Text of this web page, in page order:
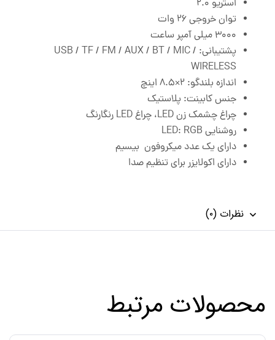
استریو ۲.۰
توان خروجی ۲۶ وات
۳۰۰۰ میلی آمپر ساعت
پشتیبانی: USB / TF / FM / AUX / BT / MIC /
WIRELESS
اندازه بلندگو: ۲×۸.۵ اینچ
جنس کابینت: پلاستیک
چراغ چشمک زن LED، چراغ LED رنگارنگ
روشنایی LED: RGB
دارای یک عدد میکروفون بیسیم
دارای اکولایزر برای تنظیم صدا
نظرات (۰)
محصولات مرتبط